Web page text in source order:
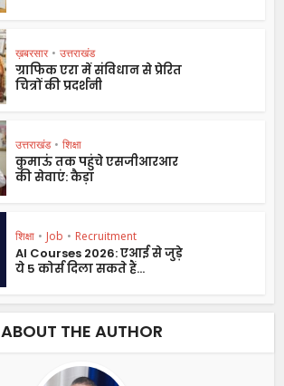
ख़बरसार • उत्तराखंड
ग्राफिक एरा में संविधान से प्रेरित
चित्रों की प्रदर्शनी
उत्तराखंड • शिक्षा
कुमाऊं तक पहुंचे एसजीआरआर
की सेवाएं: कैड़ा
शिक्षा • Job • Recruitment
AI Courses 2026: एआई से जुड़े
ये 5 कोर्स दिला सकते हैं...
ABOUT THE AUTHOR